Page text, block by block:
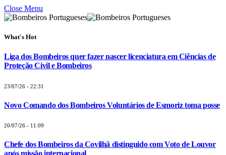
Close Menu
What's Hot
Liga dos Bombeiros quer fazer nascer licenciatura em Ciências de
Proteção Civil e Bombeiros
23/07/26 - 22:31
Novo Comando dos Bombeiros Voluntários de Esmoriz toma posse
20/07/26 - 11:09
Chefe dos Bombeiros da Covilhã distinguido com Voto de Louvor